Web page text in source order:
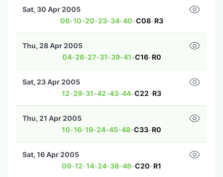
06-10-20-23-34-40-C08-R3
Sat, 30 Apr 2005
04-26-27-31-39-41-C16-R0
Thu, 28 Apr 2005
12-29-31-42-43-44-C22-R3
Sat, 23 Apr 2005
10-16-19-24-45-48-C33-R0
Thu, 21 Apr 2005
09-12-14-24-38-46-C20-R1
Sat, 16 Apr 2005